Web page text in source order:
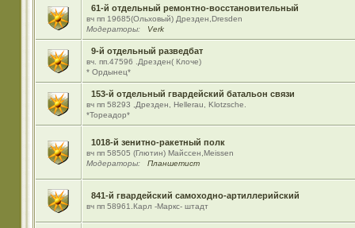
61-й отдельный ремонтно-восстановительный
вч пп 19685(Ольховый) Дрезден,Dresden
Модераторы:
Verk
9-й отдельный разведбат
вч. пп.47596 .Дрезден( Клоче)
* Ордынец*
153-й отдельный гвардейский батальон связи
вч пп 58293 ,Дрезден, Hellerau, Klotzsche.
*Тореадор*
1018-й зенитно-ракетный полк
вч пп 58505 (Глютин) Майсcен,Meissen
Модераторы:
Планшетист
841-й гвардейский самоходно-артиллерийский
вч пп 58961.Карл -Маркс- штадт